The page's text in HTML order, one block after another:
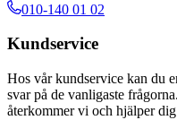
010-140 01 02
Kundservice
Hos vår kundservice kan du
svar på de vanligaste
återkommer vi och hjälper